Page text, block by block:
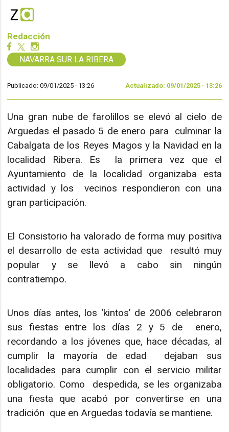
Redacción
NAVARRA SUR LA RIBERA
Publicado: 09/01/2025 · 13:26 Actualizado: 09/01/2025 · 13:26
Una gran nube de farolillos se elevó al cielo de
Arguedas el pasado 5 de enero para culminar la
Cabalgata de los Reyes Magos y la Navidad en la
localidad Ribera. Es la primera vez que el
Ayuntamiento de la localidad organizaba esta
actividad y los vecinos respondieron con una
gran participación.
El Consistorio ha valorado de forma muy positiva
el desarrollo de esta actividad que resultó muy
popular y se llevó a cabo sin ningún
contratiempo.
Unos días antes, los ‘kintos’ de 2006 celebraron
sus fiestas entre los días 2 y 5 de enero,
recordando a los jóvenes que, hace décadas, al
cumplir la mayoría de edad dejaban sus
localidades para cumplir con el servicio militar
obligatorio. Como despedida, se les organizaba
una fiesta que acabó por convertirse en una
tradición que en Arguedas todavía se mantiene.